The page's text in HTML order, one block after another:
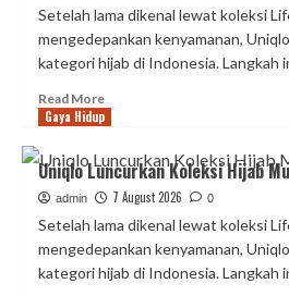
Target
Komisaris
Brantas
Abipraya
Proyek
DPR
Paket
I
Setelah lama dikenal lewat koleksi
mengedepankan kenyamanan,
kategori hijab di Indonesia. Langkah
Read MoreRead
more
Uniqlo
Luncurkan
Koleksi
Hijab
Muslimah
Modern
Gaya Hidup
Uniqlo Luncurkan Koleksi Hijab
admin 7 August 2026 0
Setelah lama dikenal lewat koleksi
mengedepankan kenyamanan,
kategori hijab di Indonesia. Langkah